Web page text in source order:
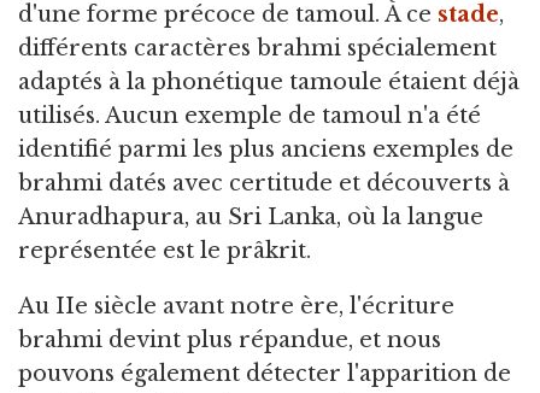
d'une forme précoce de tamoul. À ce stade,
différents caractères brahmi spécialement
adaptés à la phonétique tamoule étaient déjà
utilisés. Aucun exemple de tamoul n'a été
identifié parmi les plus anciens exemples de
brahmi datés avec certitude et découverts à
Anuradhapura, au Sri Lanka, où la langue
représentée est le prâkrit.
Au IIe siècle avant notre ère, l'écriture
brahmi devint plus répandue, et nous
pouvons également détecter l'apparition de